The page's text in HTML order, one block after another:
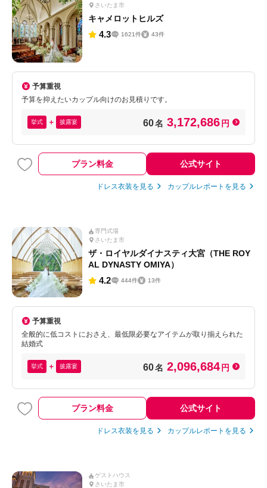
さいたま市
キャメロットヒルズ
4.3 1621件 43件
予算重視
予算を抑えたいカップル向けのお見積りです。
挙式 披露宴 60名 3,172,686 円
プラン料金 公式サイト
ドレス衣装を見る カップルレポートを見る
専門式場
さいたま市
ザ・ロイヤルダイナスティ大宮（THE ROY
AL DYNASTY OMIYA）
4.2 444件 13件
予算重視
全般的に低コストにおさえ、最低限必要なアイテムが取り揃えられた
結婚式
挙式 披露宴 60名 2,096,684 円
プラン料金 公式サイト
ドレス衣装を見る カップルレポートを見る
ゲストハウス
さいたま市